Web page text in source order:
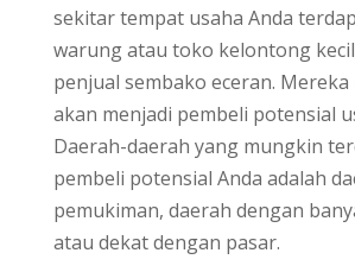
sekitar tempat usaha Anda
warung atau toko kelontong
penjual sembako eceran.
akan menjadi pembeli potensial
Daerah-daerah yang mungkin
pembeli potensial Anda adalah
pemukiman, daerah dengan
atau dekat dengan pasar.